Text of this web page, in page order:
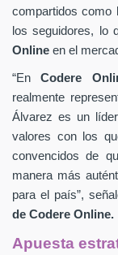
compartidos como
los seguidores, lo
Online en el
“EnCodere
realmente
Álvarez es un
valores con los
convencidos de
manera más
para el país”,
de Codere Online.
Apuesta